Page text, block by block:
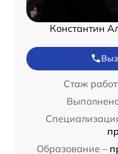
Константин
Стаж
Образование –